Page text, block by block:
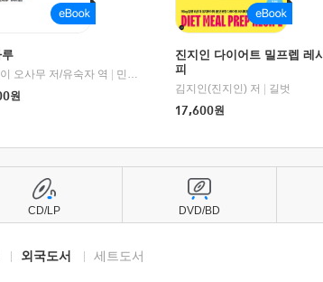
|
교보문고
루
오사무 저/유숙자 역
민음사
원
진지인 다이어트 밀프렙 레시
피
김지인(진지인) 저
길벗
17,600원
외국도서 세트도서
CD/LP DVD/BD